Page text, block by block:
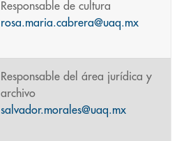
Responsable de cultura
rosa.maria.cabrera@uaq.mx
Responsable del área jurídica y
archivo
salvador.morales@uaq.mx